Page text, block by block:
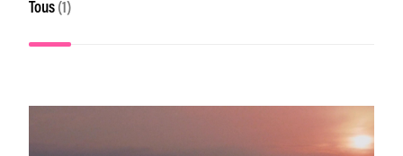
Tous (1)